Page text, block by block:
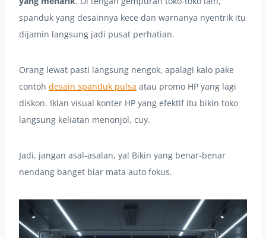
spanduk yang desainnya kece dan warnanya nyentrik itu
dijamin langsung jadi pusat perhatian.
Orang lewat pasti langsung nengok, apalagi kalo pake
contoh desain spanduk pulsa atau promo HP yang lagi
diskon. Iklan visual konter HP yang efektif itu bikin toko
langsung keliatan menonjol, cuy.
Jadi, jangan asal-asalan, ya! Bikin yang benar-benar
nendang banget biar mata auto fokus.